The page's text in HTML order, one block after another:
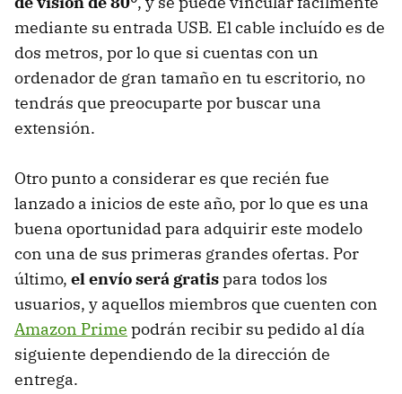
mediante su entrada USB. El cable incluído es de
dos metros, por lo que si cuentas con un
ordenador de gran tamaño en tu escritorio, no
tendrás que preocuparte por buscar una
extensión.
Otro punto a considerar es que recién fue
lanzado a inicios de este año, por lo que es una
buena oportunidad para adquirir este modelo
con una de sus primeras grandes ofertas. Por
último, el envío será gratispara todos los
usuarios, y aquellos miembros que cuenten con
Amazon Prime podrán recibir su pedido al día
siguiente dependiendo de la dirección de
entrega.